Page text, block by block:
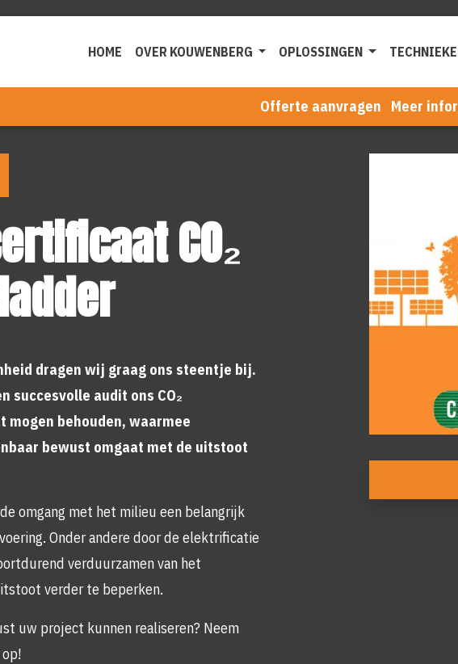
HOME OVER KOUWENBERG OPLOSSINGEN
Offerte aanvragen Meer
CO₂
dragen wij graag ons steentje bij.
succesvolle audit ons CO₂
behouden, waarmee
bewust omgaat met de uitstoot
omgang met het milieu een belangrijk
Onder andere door de elektrificatie
verduurzamen van het
verder te beperken.
uw project kunnen realiseren? Neem